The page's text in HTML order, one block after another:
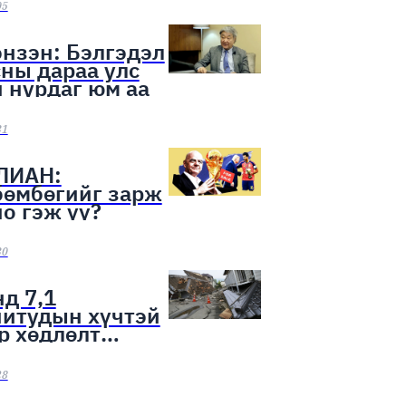
Бэлгэдэл
дараа улс
нурдаг юм аа
зарж
гэж үү?
7,1
хүчтэй
хөдлөлт